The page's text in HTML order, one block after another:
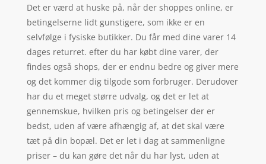
Det er værd at huske på, når der shoppes online, er
betingelserne lidt gunstigere, som ikke er en
selvfølge i fysiske butikker. Du får med dine varer 14
dages returret. efter du har købt dine varer, der
findes også shops, der er endnu bedre og giver mere
og det kommer dig tilgode som forbruger. Derudover
har du et meget større udvalg, og det er let at
gennemskue, hvilken pris og betingelser der er
bedst, uden af være afhængig af, at det skal være
tæt på din bopæl. Det er let i dag at sammenligne
priser – du kan gøre det når du har lyst, uden at